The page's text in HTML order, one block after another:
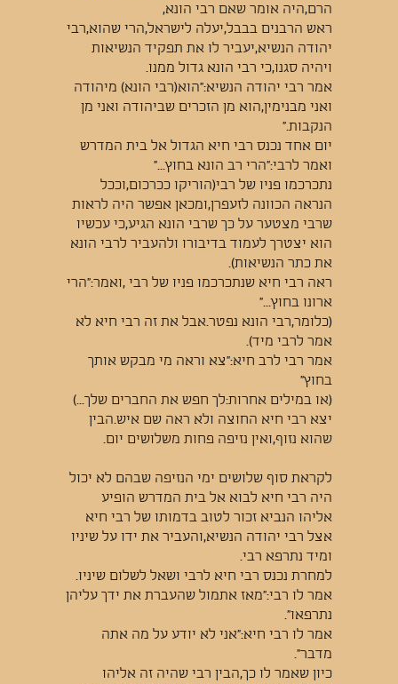
הרם,היה אומר שאם רבי הונא,
ראש הרבנים בבבל,יעלה לישראל,הרי שהוא,רבי
יהודה הנשיא,יעביר לו את תפקיד הנשיאות
ויהיה סגנו,כי רבי הונא גדול ממנו.
אמר רבי יהודה הנשיא:"הוא(רבי הונא) מיהודה
ואני מבנימין,הוא מן הזכרים שביהודה ואני מן
הנקבות."
יום אחד נכנס רבי חיא הגדול אל בית המדרש
ואמר לרבי:"הרי רב הונא בחוץ..."
נתכרכמו פניו של רבי(הוריקו ככרכום,וככל
הנראה הכוונה לזעפרן,ומכאן אפשר היה לראות
שרבי מצטער על כך שרבי הונא הגיע,כי עכשיו
הוא יצטרך לעמוד בדיבורו ולהעביר לרבי הונא
את כתר הנשיאות).
ראה רבי חיא שנתכרכמו פניו של רבי ,ואמר:"הרי
ארונו בחוץ..."
(כלומר,רבי הונא נפטר.אבל את זה רבי חיא לא
אמר לרבי מיד).
אמר רבי לרב חיא:"צא וראה מי מבקש אותך
בחוץ"
(או במילים אחרות:לך חפש את החברים שלך...)
יצא רבי חיא החוצה ולא ראה שם איש.הבין
שהוא נזוף,ואין נזיפה פחות משלושים יום.
לקראת סוף שלושים ימי הנזיפה שבהם לא יכול
היה רבי חיא לבוא אל בית המדרש הופיע
אליהו הנביא זכור לטוב בדמותו של רבי חיא
אצל רבי יהודה הנשיא,והעביר את ידו על שיניו
ומיד נתרפא רבי.
למחרת נכנס רבי חיא לרבי ושאל לשלום שיניו.
אמר לו רבי:"מאז אתמול שהעברת את ידך עליהן
נתרפאו".
אמר לו רבי חיא:"אני לא יודע על מה אתה
מדבר".
כיון שאמר לו כך,הבין רבי שהיה זה אליהו